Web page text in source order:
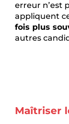
erreur n’est
appliquent
fois plus
autres
Maîtriser